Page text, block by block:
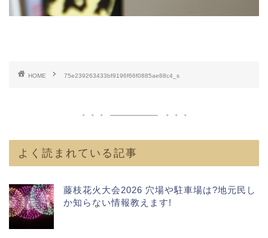
HOME 75e239263433bf9196f66f0885ae88c4_s
よく読まれている記事
藤枝花火大会2026 穴場や駐車場は?地元民し
か知らない情報教えます!